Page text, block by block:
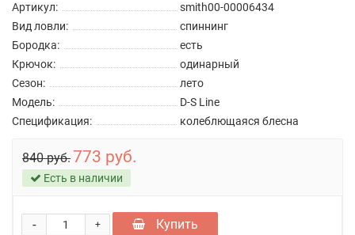
Артикул:
smith00-00006434
Вид ловли:
спиннинг
Бородка:
есть
Крючок:
одинарный
Сезон:
лето
Модель:
D-S Line
Спецификация:
колеблющаяся блесна
840 руб.773 руб.
Есть в наличии
+
- Купить